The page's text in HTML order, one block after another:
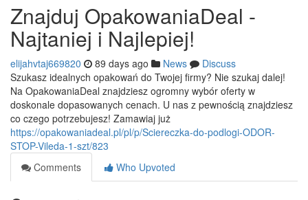
Znajduj OpakowaniaDeal -
Najtaniej i Najlepiej!
elijahvtaj669820 89 days ago News
Discuss
Szukasz idealnych opakowań do Twojej firmy? Nie szukaj dalej!
Na OpakowaniaDeal znajdziesz ogromny wybór oferty w
doskonale dopasowanych cenach. U nas z pewnością znajdziesz
co czego potrzebujesz! Zamawiaj już
https://opakowaniadeal.pl/pl/p/Sciereczka-do-podlogi-ODOR-
STOP-Vileda-1-szt/823
Comments
Who Upvoted